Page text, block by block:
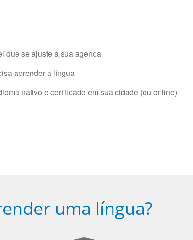
que se ajuste à sua agenda
aprender a língua
nativo e certificado em sua cidade (ou online)
uma língua?